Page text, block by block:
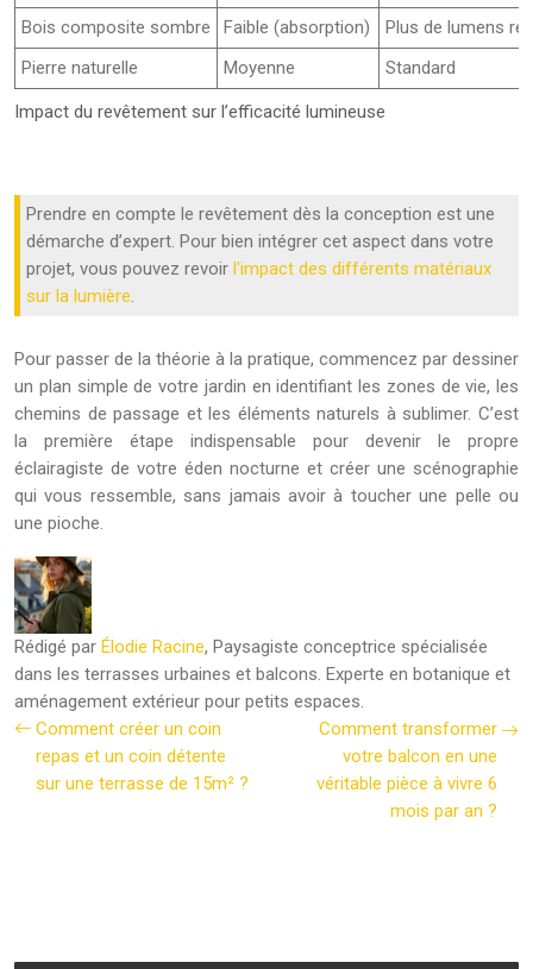
Impact du revêtement sur l’efficacité lumineuse
Bois composite sombre
Faible (absorption)
Plus de lumens
Pierre naturelle
Moyenne Standard
Prendre en compte le revêtement dès la conception est une
démarche d’expert. Pour bien intégrer cet aspect dans votre
projet, vous pouvez revoir l'impact des différents matériaux
sur la lumière.
Pour passer de la théorie à la pratique, commencez par dessiner
un plan simple de votre jardin en identifiant les zones de vie, les
chemins de passage et les éléments naturels à sublimer. C’est
la première étape indispensable pour devenir le propre
éclairagiste de votre éden nocturne et créer une scénographie
qui vous ressemble, sans jamais avoir à toucher une pelle ou
une pioche.
Rédigé par Élodie Racine, Paysagiste conceptrice spécialisée
dans les terrasses urbaines et balcons. Experte en botanique et
aménagement extérieur pour petits espaces.
Comment créer un coin
repas et un coin détente
sur une terrasse de 15m² ?
Comment transformer
votre balcon en une
véritable pièce à vivre 6
mois par an ?